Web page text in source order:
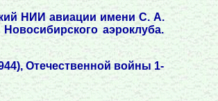
НИИ авиации имени С. А.
аэроклуба.
Отечественной войны 1-